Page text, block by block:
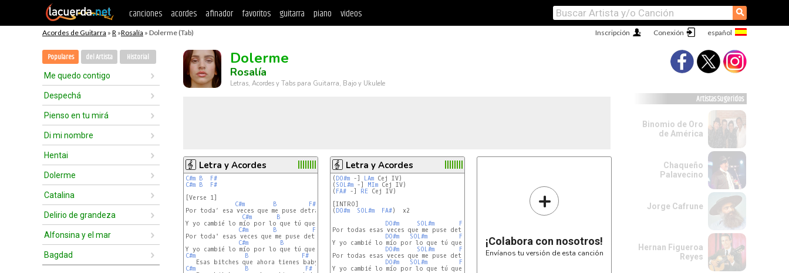
canciones acordes afinador favoritos guitarra piano videos ⚲
Acordes de Guitarra » R »Rosalía » Dolerme (Tab) Conexión
Inscripción
Populares del Artista Historial
Me quedo contigo
Despechá
Pienso en tu mirá
Di mi nombre
Hentai
Dolerme
Catalina
Delirio de grandeza
Alfonsina y el mar
Bagdad
Dolerme
Rosalía
Letras, Acordes y Tabs para Guitarra, Bajo y Ukulele
Letra y Acordes
C#m B
F#
C#m B
F#
[Verse 1]
C#m
B
F#
Por toda’ esa veces que me puse detrá’
C#m
B
Y yo cambié lo mío por lo que tú querías
C#m
B
F#
Por toda' esas veces que me puse detrá’
C#m
B
C#m
B
F#
C#m
B
F#
Letra y Acordes
( DO#m -] LAm Cej IV)
( SOL#m -] MIm Cej IV)
( FA# -] RE Cej IV)
[INTRO]
( DO#m SOL#m FA#)  x2
DO#m
SOL#m
FA#
Por todas esas veces que me puse detrás
DO#m
SOL#m
FA#
Y yo cambié lo mío por lo que tú querías
DO#m
SOL#m
FA#
Por todas esas veces que me puse detrás
DO#m
SOL#m
FA#
Y yo cambié lo mío por lo que tú querías
+
¡Colabora con nosotros!
Envíanos tu versión de esta canción
Artistas Sugeridos
Binomio de Oro
de América
Chaqueño
Palavecino
Jorge Cafrune
Hernan Figueroa
Reyes